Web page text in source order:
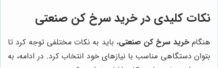
نکات کلیدی در خرید سرخ کن صنعتی
هنگامخرید سرخ کن صنعتی، باید به نکات مختلفی توجه کرد تا
بتوان دستگاهی مناسب با نیازهای خود انتخاب کرد. در ادامه، به